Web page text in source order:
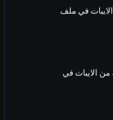
في ملف
من الايبات في